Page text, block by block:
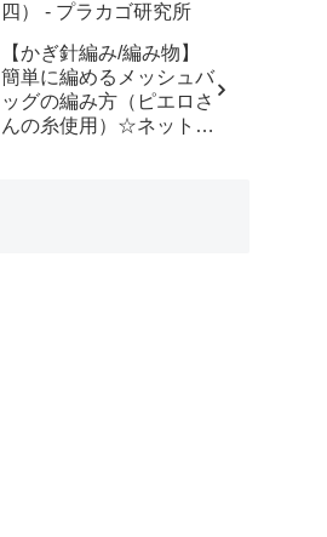
四） - プラカゴ研究所
【かぎ針編み/編み物】
簡単に編めるメッシュバ
ッグの編み方（ピエロさ
んの糸使用）☆ネットバ